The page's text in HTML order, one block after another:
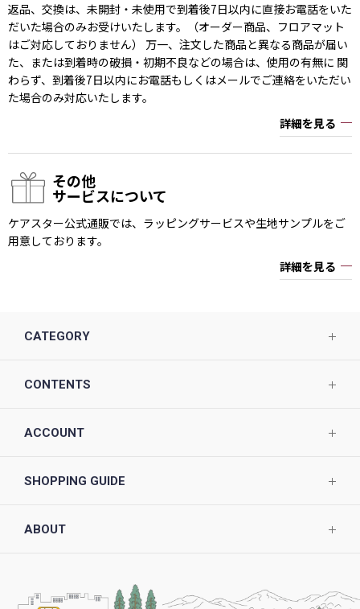
返品、交換は、未開封・未使用で到着後7日以内に直接お電話をいた
だいた場合のみお受けいたします。（オーダー商品、フロアマット
はご対応しておりません） 万一、注文した商品と異なる商品が届い
た、または到着時の破損・初期不良などの場合は、使用の有無に 関
わらず、到着後7日以内にお電話もしくはメールでご連絡をいただい
た場合のみ対応いたします。
詳細を見る
その他
サービスについて
ケアスター公式通販では、ラッピングサービスや生地サンプルをご
用意しております。
詳細を見る
CATEGORY
CONTENTS
ACCOUNT
SHOPPING GUIDE
ABOUT